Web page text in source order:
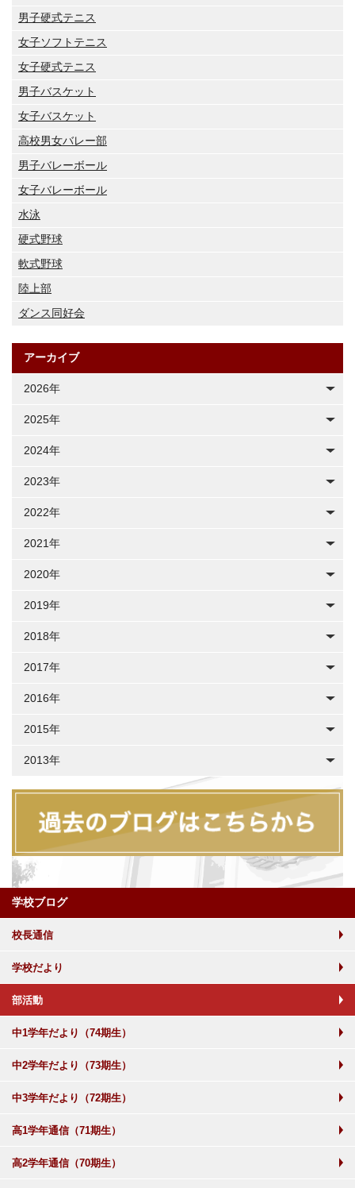
男子硬式テニス
女子ソフトテニス
女子硬式テニス
男子バスケット
女子バスケット
高校男女バレー部
男子バレーボール
女子バレーボール
水泳
硬式野球
軟式野球
陸上部
ダンス同好会
アーカイブ
2026年
2025年
2024年
2023年
2022年
2021年
2020年
2019年
2018年
2017年
2016年
2015年
2013年
学校ブログ
校長通信
学校だより
部活動
中1学年だより（74期生）
中2学年だより（73期生）
中3学年だより（72期生）
高1学年通信（71期生）
高2学年通信（70期生）